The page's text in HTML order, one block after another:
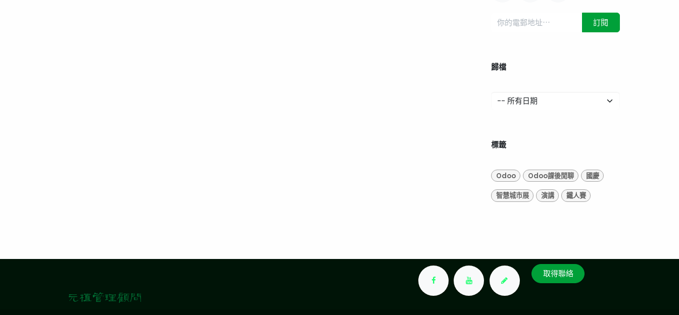
訂閱
歸檔
標籤
Odoo Odoo課後閒聊 國慶
智慧城市展 演講 鐵人賽
取得聯絡